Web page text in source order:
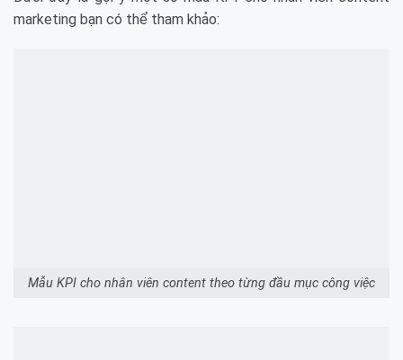
marketing bạn có thể tham khảo:
Mẫu KPI cho nhân viên content theo từng đầu mục công việc